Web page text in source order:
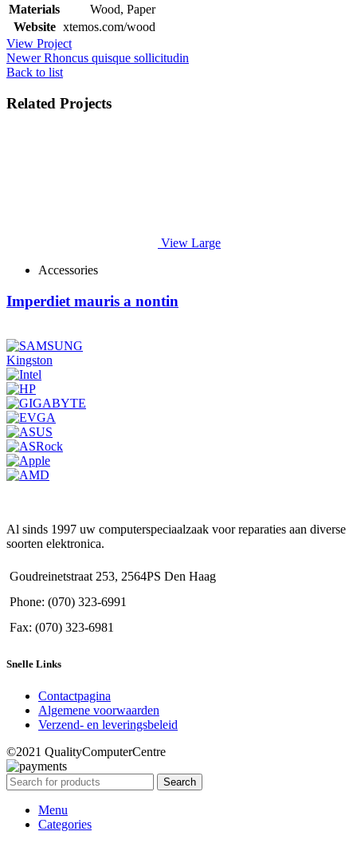
Materials
Wood, Paper
Website xtemos.com/wood
View Project
Newer Rhoncus quisque sollicitudin
Back to list
Related Projects
View Large
Accessories
Imperdiet mauris a nontin
Kingston
Al sinds 1997 uw computerspeciaalzaak voor reparaties aan diverse
soorten elektronica.
Goudreinetstraat 253, 2564PS Den Haag
Phone: (070) 323-6991
Fax: (070) 323-6981
Snelle Links
Contactpagina
Algemene voorwaarden
Verzend- en leveringsbeleid
©2021 QualityComputerCentre
Search
Menu
Categories